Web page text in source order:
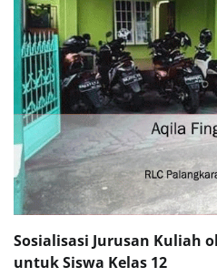
Sosialisasi Jurusan Kuliah
untuk Siswa Kelas 12